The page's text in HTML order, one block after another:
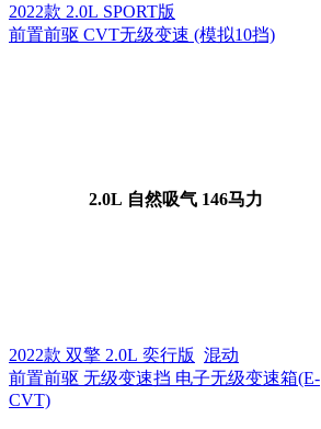
2022款 2.0L SPORT版
前置前驱 CVT无级变速 (模拟10挡)
2.0L 自然吸气 146马力
2022款 双擎 2.0L 奕行版 混动
前置前驱 无级变速挡 电子无级变速箱(E-
CVT)